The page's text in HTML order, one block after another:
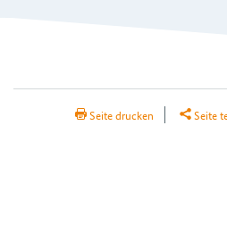
Seite drucken Seite